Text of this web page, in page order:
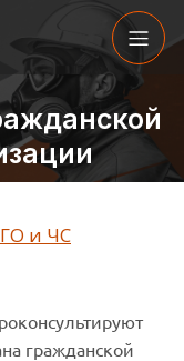
и ЧС
гражданской